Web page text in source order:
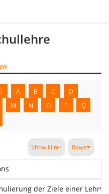
A B C
D
M N O P
Q
Show Filter Rows
der Ziele einer